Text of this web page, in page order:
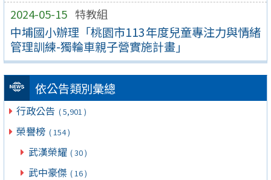
2024-05-15 特教組
中埔國小辦理「桃園市113年度兒童專注力與情緒
管理訓練-獨輪車親子營實施計畫」
依公告類別彙總
行政公告 ( 5,901 )
榮譽榜 ( 154 )
武漢榮耀 ( 30 )
武中豪傑 ( 16 )